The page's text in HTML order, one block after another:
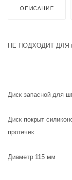
ОПИСАНИЕ
НЕ ПОДХОДИТ ДЛЯ
Диск запасной для
Диск покрыт
протечек.
Диаметр 115 мм